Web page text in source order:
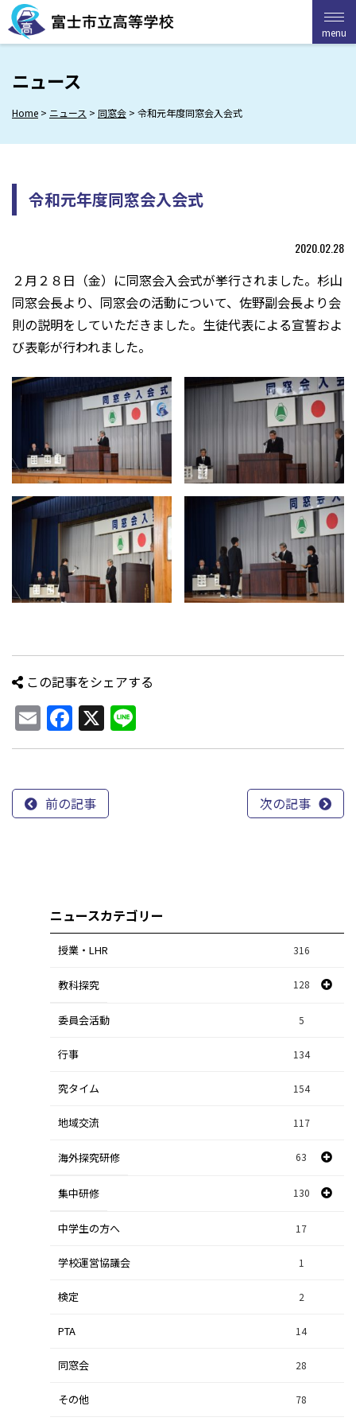
Skip
to
content
ニュース
Home > ニュース > 同窓会 > 令和元年度同窓会入会式
令和元年度同窓会入会式
2020.02.28
２月２８日（金）に同窓会入会式が挙行されました。杉山
同窓会長より、同窓会の活動について、佐野副会長より会
則の説明をしていただきました。生徒代表による宣誓およ
び表彰が行われました。
この記事をシェアする
EmailFacebook
X
前の記事 次の記事
ニュースカテゴリー
授業・LHR 316
教科探究 128
スポーツ探究 1
課題研究 84
自然探究 2
数学探究 2
社会探究 23
人文探究 9
委員会活動 5
行事 134
究タイム 154
地域交流 117
海外探究研修 63
探究研修 28
集中研修 130
集中研修（スポーツ探究科） 36
集中研修（ビジネス探究科） 56
集中研修（総合探究科） 37
中学生の方へ 17
学校運営協議会 1
検定 2
PTA 14
同窓会 28
その他 78
menu
menu